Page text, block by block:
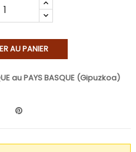
AU PANIER
au PAYS BASQUE (Gipuzkoa)